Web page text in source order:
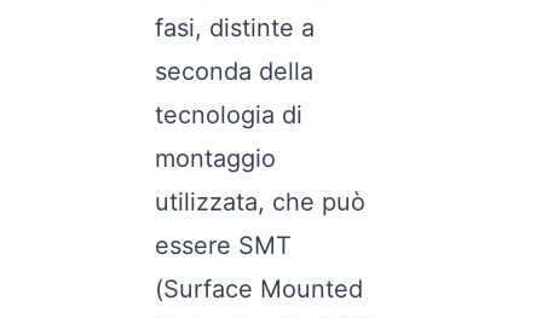
fasi, distinte a
seconda della
tecnologia di
montaggio
utilizzata, che può
essere SMT
(Surface Mounted